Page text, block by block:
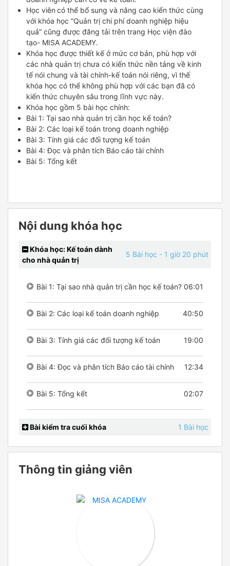
Học viên có thể bổ sung và nâng cao kiến thức cùng
với khóa học “Quản trị chi phí doanh nghiệp hiệu
quả” cũng được đăng tải trên trang Học viện đào
tạo- MISA ACADEMY.
Khóa học được thiết kế ở mức cơ bản, phù hợp với
các nhà quản trị chưa có kiến thức nền tảng về kinh
tế nói chung và tài chính-kế toán nói riêng, vì thế
khóa học có thể không phù hợp với các bạn đã có
kiến thức chuyên sâu trong lĩnh vực này.
Khóa học gồm 5 bài học chính:
Bài 1: Tại sao nhà quản trị cần học kế toán?
Bài 2: Các loại kế toán trong doanh nghiệp
Bài 3: Tính giá các đối tượng kế toán
Bài 4: Đọc và phân tích Báo cáo tài chính
Bài 5: Tổng kết
Nội dung khóa học
Khóa học: Kế toán dành
cho nhà quản trị
5 Bài học - 1 giờ 20 phút
Bài 1: Tại sao nhà quản trị cần học kế toán? 06:01
Bài 2: Các loại kế toán doanh nghiệp 40:50
Bài 3: Tính giá các đối tượng kế toán 19:00
Bài 4: Đọc và phân tích Báo cáo tài chính 12:34
Bài 5: Tổng kết 02:07
Bài kiểm tra cuối khóa 1 Bài học
Thông tin giảng viên